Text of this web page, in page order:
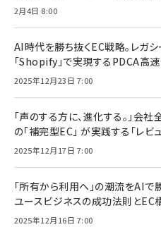
2月4日 8:00
AI時代を勝ち抜くEC戦略。レガシ
「Shopify」で実現するPDCA高
2025年12月23日 7:00
「声のする方に、進化する。」会
の「補完型EC」 が実践する「レビ
2025年12月17日 7:00
「所有から利用へ」の潮流をAIで
ユースビジネスの成功法則とEC
2025年12月16日 7:00